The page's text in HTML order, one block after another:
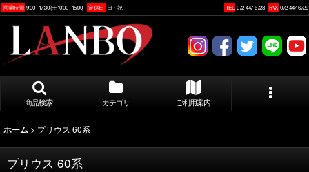
営業時間 9:00 - 17:30 (土10:00 - 15:00) 定休日 日・祝 TEL 072-447-6728 FAX 072-447-6729
商品検索 カテゴリ ご利用案内
ホーム > プリウス 60系
プリウス 60系